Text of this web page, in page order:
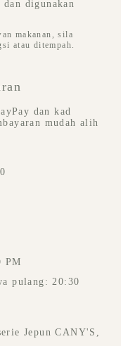
dan digunakan
makanan, sila
atau ditempah.
dan kad
mudah alih
PM
pulang: 20:30
Jepun CANY'S,